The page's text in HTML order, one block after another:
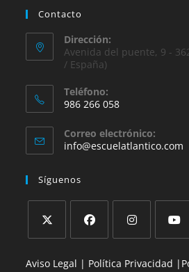
Contacto
Dirección:
Avenida del puente, 9 -
/ España)
Teléfono:
986 266 058
abre
en
Correo electrónico:
info@escuelatlantico.com
Síguenos
abre
abre
abre
abre
Aviso Legal | Política Privacidad |